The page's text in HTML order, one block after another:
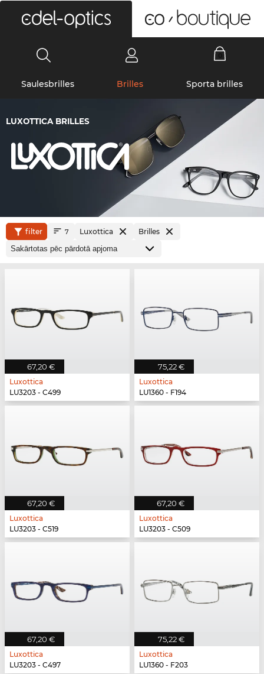
Saulesbrilles Brilles Sporta brilles
LUXOTTICA BRILLES
filter 7 Luxottica Brilles
67,20 €
Luxottica
LU3203 - C499
75,22 €
Luxottica
LU1360 - F194
67,20 €
Luxottica
LU3203 - C519
67,20 €
Luxottica
LU3203 - C509
67,20 €
Luxottica
LU3203 - C497
75,22 €
Luxottica
LU1360 - F203